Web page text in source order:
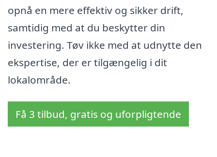
opnå en mere effektiv og sikker drift,
samtidig med at du beskytter din
investering. Tøv ikke med at udnytte den
ekspertise, der er tilgængelig i dit
lokalområde.
Få 3 tilbud, gratis og uforpligtende